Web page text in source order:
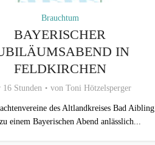
Brauchtum
BAYERISCHER
IN
FELDKIRCHEN
16 Stunden von Toni Hötzelsperger
des Altlandkreises Bad Aibling
einem Bayerischen Abend anlässlich...